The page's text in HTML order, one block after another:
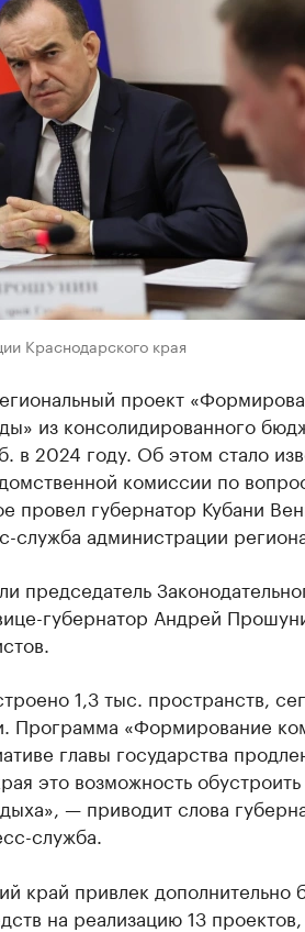
Краснодарского края
проект
из консолидированного
в 2024 году. Об этом стало
комиссии по
провел губернатор Кубани
служба администрации
председатель
губернатор Андрей
1,3 тыс. пространств,
Программа «Формирование
главы государства
это возможность
— приводит слова
служба.
край привлек дополнительно
на реализацию 13